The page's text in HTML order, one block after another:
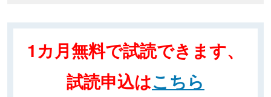
1カ月無料で試読できます、
試読申込はこちら